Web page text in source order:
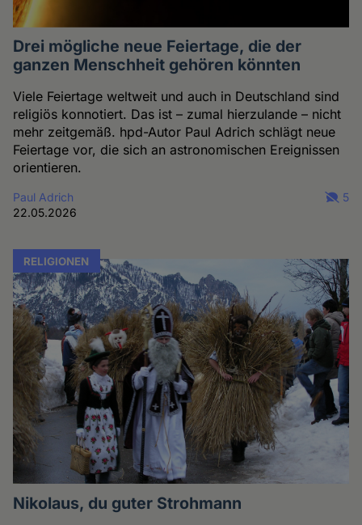
Drei mögliche neue Feiertage, die der
ganzen Menschheit gehören könnten
Viele Feiertage weltweit und auch in Deutschland sind
religiös konnotiert. Das ist – zumal hierzulande – nicht
mehr zeitgemäß. hpd-Autor Paul Adrich schlägt neue
Feiertage vor, die sich an astronomischen Ereignissen
orientieren.
Paul Adrich
22.05.2026
5
RELIGIONEN
Nikolaus, du guter Strohmann